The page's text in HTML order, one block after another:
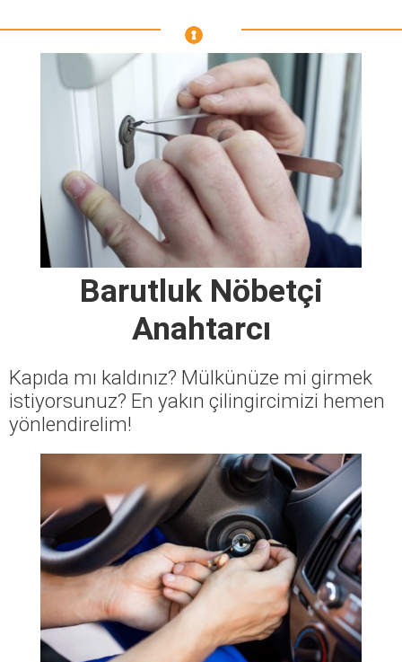
Barutluk Nöbetçi
Anahtarcı
Kapıda mı kaldınız? Mülkünüze mi girmek
istiyorsunuz? En yakın çilingircimizi hemen
yönlendirelim!